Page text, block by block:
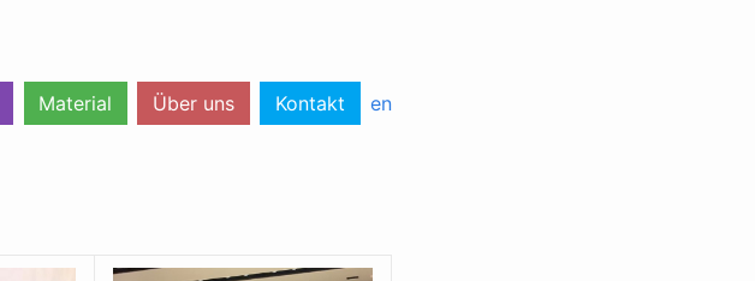
Material Über uns Kontakt en